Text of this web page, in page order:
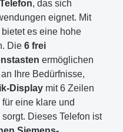
, das sich
eignet. Mit
bietet es eine hohe
Die 6 frei
ermöglichen
Ihre Bedürfnisse,
Display mit 6 Zeilen
eine klare und
Dieses Telefon ist